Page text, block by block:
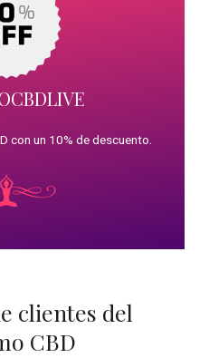
con un 10% de descuento.
clientes del
CBD